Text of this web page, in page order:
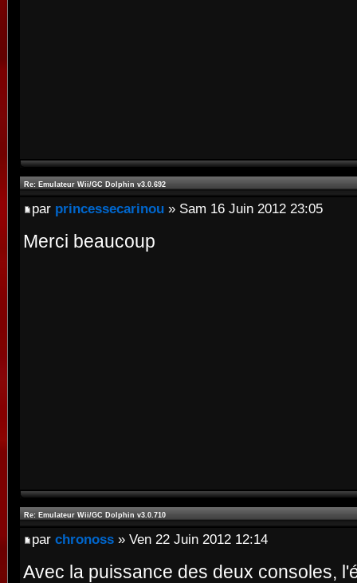
Re: Emulateur Wii/GC Dolphin v3.0.692
par princessecarinou » Sam 16 Juin 2012 23:05
Merci beaucoup
Re: Emulateur Wii/GC Dolphin v3.0.710
par chronoss » Ven 22 Juin 2012 12:14
Avec la puissance des deux consoles,